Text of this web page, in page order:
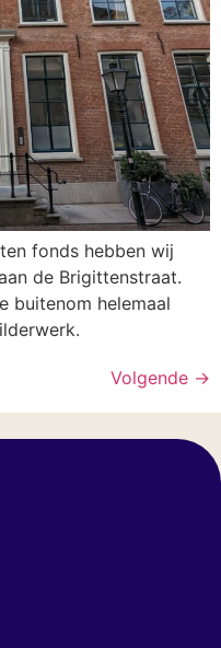
fonds hebben wij
de Brigittenstraat.
buitenom helemaal
Volgende →